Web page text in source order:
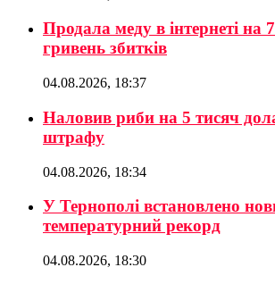
Продала меду в інтернеті на
гривень збитків
04.08.2026, 18:37
Наловив риби на 5 тисяч
штрафу
04.08.2026, 18:34
У Тернополі встановлено
температурний рекорд
04.08.2026, 18:30